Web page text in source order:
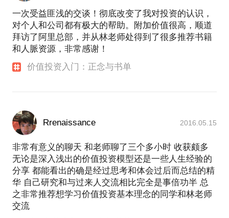
一次受益匪浅的交谈！彻底改变了我对投资的认识，
对个人和公司都有极大的帮助。附加价值很高，顺道
拜访了阿里总部，并从林老师处得到了很多推荐书籍
和人脈资源，非常感谢！
价值投资入门：正念与书单
Rrenaissance 2016.05.15
非常有意义的聊天 和老师聊了三个多小时 收获颇多
无论是深入浅出的价值投资模型还是一些人生经验的
分享 都能看出的确是经过思考和体会过后而总结的精
华 自己研究和与过来人交流相比完全是事倍功半 总
之非常推荐想学习价值投资基本理念的同学和林老师
交流